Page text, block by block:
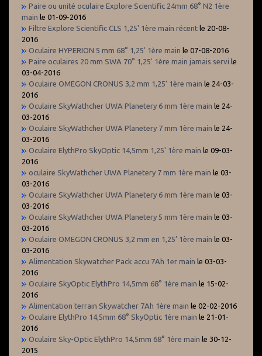
Paire ou unité oculaire Explore Scientific 24mm 68° N2 1ère
main le 01-09-2016
Filtre Explore Scientific CLS 1,25' 1ère main récent le 20-08-
2016
Oculaire HYPERION 5 mm 68° 1,25' 1ère main le 07-08-2016
Paire oculaires 20 mm SWA 70° 1,25' 1ère main jamais servi le
03-04-2016
Oculaire OMEGON CRONUS 3,2 mm 1,25’ 1ère main le 24-03-
2016
Oculaire SkyWathcher UWA Planetery 6 mm 1ère main le 24-
03-2016
Oculaire SkyWathcher UWA Planetery 7 mm 1ère main le 24-
03-2016
Oculaire ElythPro SkyOptic 14,5mm 1,25' 1ère main le 09-03-
2016
oculaire SkyWathcher UWA Planetery 7 mm 1ère main le 03-
03-2016
Oculaire SkyWathcher UWA Planetery 6 mm 1ère main le 03-
03-2016
Oculaire SkyWathcher UWA Planetery 5 mm 1ère main le 03-
03-2016
Oculaire OMEGON CRONUS 3,2 mm en 1,25’ 1ère main le 03-
03-2016
Alimentation Skywatcher Pack accu 7Ah 1er main le 03-03-
2016
Oculaire SkyOptic ElythPro 14,5mm 68° 1ère main le 15-02-
2016
Alimentation terrain Skywatcher 7Ah 1ère main le 02-02-2016
Oculaire ElythPro 14,5mm 68° SkyOptic 1ère main le 21-01-
2016
Oculaire Sky-Optic ElythPro 14,5mm 68° 1ère main le 30-12-
2015